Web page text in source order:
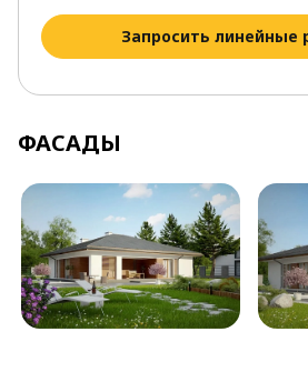
Запросить линейные
ФАСАДЫ